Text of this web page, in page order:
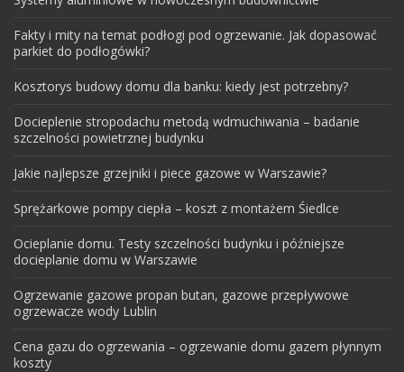
Fakty i mity na temat podłogi pod ogrzewanie. Jak dopasować
parkiet do podłogówki?
Kosztorys budowy domu dla banku: kiedy jest potrzebny?
Docieplenie stropodachu metodą wdmuchiwania – badanie
szczelności powietrznej budynku
Jakie najlepsze grzejniki i piece gazowe w Warszawie?
Sprężarkowe pompy ciepła – koszt z montażem Śiedlce
Ocieplanie domu. Testy szczelności budynku i późniejsze
docieplanie domu w Warszawie
Ogrzewanie gazowe propan butan, gazowe przepływowe
ogrzewacze wody Lublin
Cena gazu do ogrzewania – ogrzewanie domu gazem płynnym
koszty